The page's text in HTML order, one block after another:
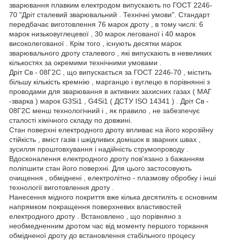
зварювання плавким електродом випускають по ГОСТ 2246-
70 "Дріт сталевий зварювальний . Технічні умови". Стандарт
передбачає виготовлення 76 марок дроту , в тому числі: 6
марок низьковуглецевої , 30 марок легованої і 40 марок
високолегованої . Крім того , існують десятки марок
зварювального дроту сталевого , які випускають в невеликих
кількостях за окремими технічними умовами .
Дріт Св - 08Г2С , що випускається за ГОСТ 2246-70 , містить
більшу кількість кремнію , марганцю і вуглецю в порівнянні з
проводами для зварювання в активних захисних газах ( МАГ
-зварка ) марок G3Si1 , G4Si1 ( ДСТУ ISO 14341 ) . Дріт Св -
08Г2С менш технологічний і , як правило , не забезпечує
сталості хімічного складу по довжині.
Стан поверхні електродного дроту впливає на його корозійну
стійкість , вміст газів і шкідливих домішок в зварних швах ,
зусилля проштовхування і надійність струмопроводу .
Вдосконалення електродного дроту пов'язано з бажанням
поліпшити стан його поверхні. Для цього застосовують
очищення , обміднені , електролітно - плазмову обробку і інші
технології виготовлення дроту .
Нанесення мідного покриття вже кілька десятиліть є основним
напрямком покращення поверхневих властивостей
електродного дроту . Встановлено , що порівняно з
необмедненним дротом час від моменту першого торкання
обмідненої дроту до встановлення стабільного процесу